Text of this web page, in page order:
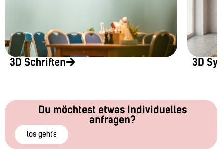
3D Schriften 3D
Du möchtest etwas Individuelles
anfragen?
los geht's